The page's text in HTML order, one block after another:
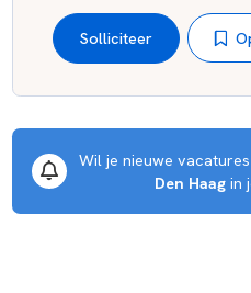
Solliciteer
Wil je nieuwe
Den Haag in